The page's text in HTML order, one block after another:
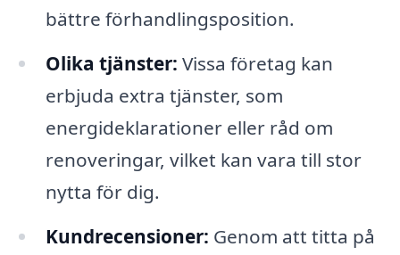
bättre förhandlingsposition.
Olika tjänster: Vissa företag kan
erbjuda extra tjänster, som
energideklarationer eller råd om
renoveringar, vilket kan vara till stor
nytta för dig.
Kundrecensioner: Genom att titta på